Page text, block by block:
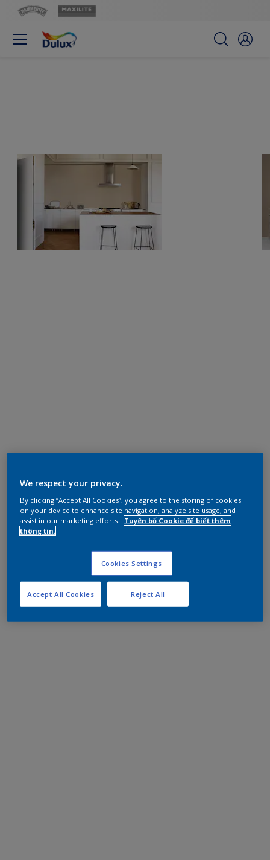
We respect your privacy.
By clicking “Accept All Cookies”, you agree to the storing of cookies
on your device to enhance site navigation, analyze site usage, and
assist in our marketing efforts.
Tuyên bố Cookie để biết thêm
thông tin.
Cookies Settings
Reject All
Accept All Cookies